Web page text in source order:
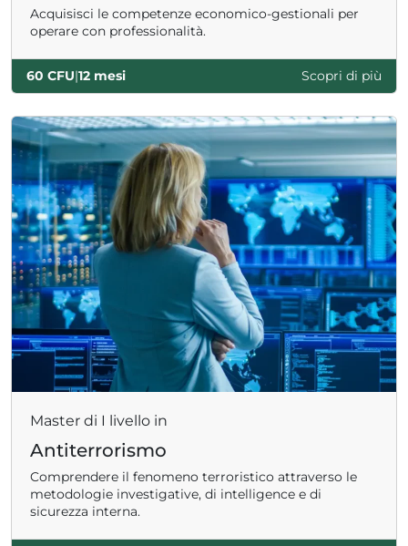
Acquisisci le competenze economico-gestionali per
operare con professionalità.
60 CFU|12 mesi Scopri di più
Master di I livello in
Antiterrorismo
Comprendere il fenomeno terroristico attraverso le
metodologie investigative, di intelligence e di
sicurezza interna.